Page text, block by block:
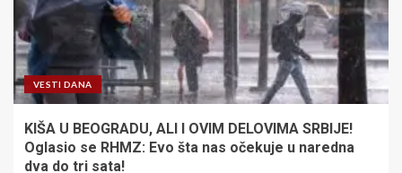
VESTI DANA
KIŠA U BEOGRADU, ALI I OVIM DELOVIMA SRBIJE!
Oglasio se RHMZ: Evo šta nas očekuje u naredna
dva do tri sata!